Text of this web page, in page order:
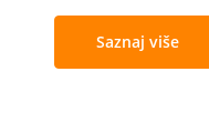
Saznaj više